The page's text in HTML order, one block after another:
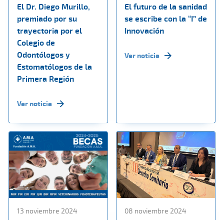
El Dr. Diego Murillo,
premiado por su
trayectoria por el
Colegio de
Odontólogos y
Estomatólogos de la
Primera Región
Ver noticia
El futuro de la sanidad
se escribe con la “I” de
Innovación
Ver noticia
13 noviembre 2024 08 noviembre 2024